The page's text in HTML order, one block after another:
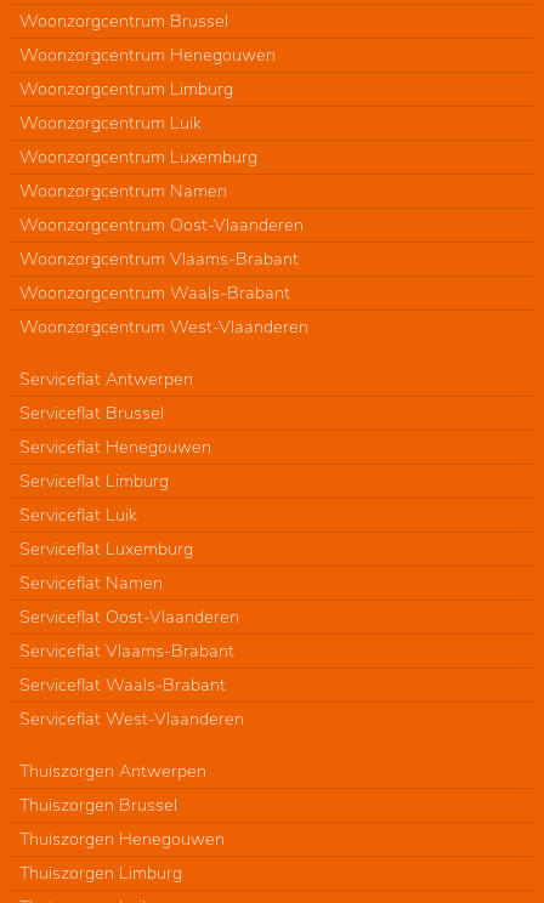
Woonzorgcentrum Brussel
Woonzorgcentrum Henegouwen
Woonzorgcentrum Limburg
Woonzorgcentrum Luik
Woonzorgcentrum Luxemburg
Woonzorgcentrum Namen
Woonzorgcentrum Oost-Vlaanderen
Woonzorgcentrum Vlaams-Brabant
Woonzorgcentrum Waals-Brabant
Woonzorgcentrum West-Vlaanderen
Serviceflat Antwerpen
Serviceflat Brussel
Serviceflat Henegouwen
Serviceflat Limburg
Serviceflat Luik
Serviceflat Luxemburg
Serviceflat Namen
Serviceflat Oost-Vlaanderen
Serviceflat Vlaams-Brabant
Serviceflat Waals-Brabant
Serviceflat West-Vlaanderen
Thuiszorgen Antwerpen
Thuiszorgen Brussel
Thuiszorgen Henegouwen
Thuiszorgen Limburg